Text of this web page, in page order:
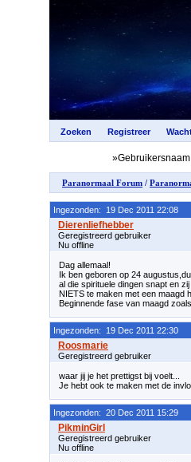
Paranormaal Forum /
Ingezonden: 19 Dec 2011 22:08
Geregistreerd gebruiker
Nu offline
Dag allemaal!
Ik ben geboren op 24
al die spirituele dingen snapt en
NIETS te maken met een maagd
Beginnende fase van maagd
Ingezonden: 19 Dec 2011 22:30
Geregistreerd gebruiker
waar jij je het prettigst bij voelt...
Je hebt ook te maken met de
Ingezonden: 20 Dec 2011 15:29
Geregistreerd gebruiker
Nu offline